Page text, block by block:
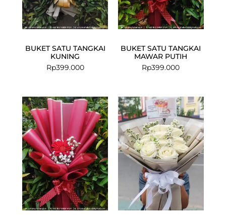
BUKET SATU TANGKAI
KUNING
Rp399.000
BUKET SATU TANGKAI
MAWAR PUTIH
Rp399.000